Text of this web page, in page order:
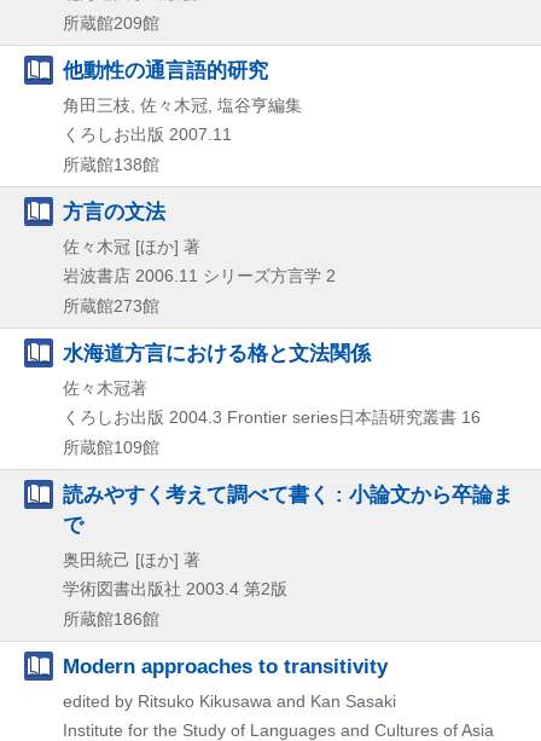
所蔵館209館
他動性の通言語的研究
角田三枝, 佐々木冠, 塩谷亨編集
くろしお出版 2007.11
所蔵館138館
方言の文法
佐々木冠 [ほか] 著
岩波書店 2006.11 シリーズ方言学 2
所蔵館273館
水海道方言における格と文法関係
佐々木冠著
くろしお出版 2004.3 Frontier series日本語研究叢書 16
所蔵館109館
読みやすく考えて調べて書く : 小論文から卒論ま
で
奥田統己 [ほか] 著
学術図書出版社 2003.4 第2版
所蔵館186館
Modern approaches to transitivity
edited by Ritsuko Kikusawa and Kan Sasaki
Institute for the Study of Languages and Cultures of Asia